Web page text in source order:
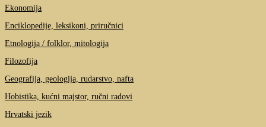
Ekonomija
Enciklopedije, leksikoni, priručnici
Etnologija / folklor, mitologija
Filozofija
Geografija, geologija, rudarstvo, nafta
Hobistika, kućni majstor, ručni radovi
Hrvatski jezik